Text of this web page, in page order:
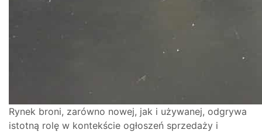
Rynek broni, zarówno nowej, jak i używanej, odgrywa
istotną rolę w kontekście ogłoszeń sprzedaży i